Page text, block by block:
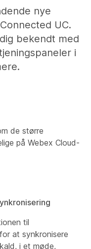
nye
UC.
bekendt med
i
de større
på Webex Cloud-
til
at synkronisere
i et møde,